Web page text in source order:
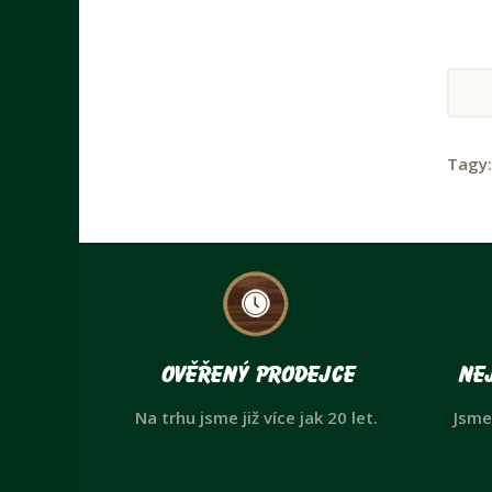
Ověřený prodejce
Na trhu jsme již více jak 20 let.